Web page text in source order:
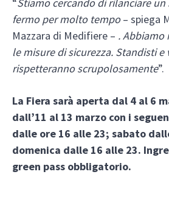
fermo per molto tempo– spiega
Mazzara di Medifiere – .
le misure di sicurezza. Standisti
rispetteranno scrupolosamente”.
La Fiera sarà aperta dal 4 al 6
dall’11 al 13 marzo con i
dalle ore 16 alle 23; sabato
domenica dalle 16 alle 23.
green pass obbligatorio.